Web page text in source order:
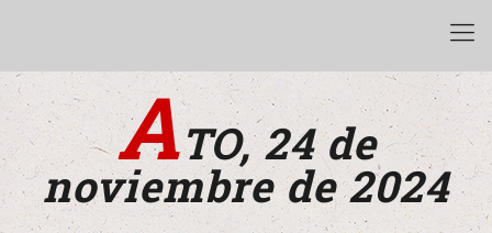
ATO, 24 de
noviembre de 2024